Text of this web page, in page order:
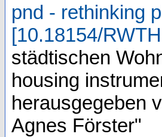
pnd - rethinking
[10.18154/
städtischen
housing
herausgegeben
Agnes Förster"